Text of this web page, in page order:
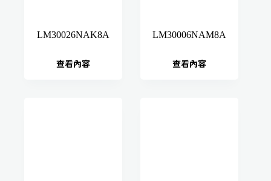
LM30026NAK8A
查看內容
LM30006NAM8A
查看內容